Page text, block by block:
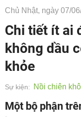
Chủ Nhật, ngày 07/
Chi tiết ít ai
không dầu
khỏe
Sự kiện: Nồi chiên
Một bộ phận